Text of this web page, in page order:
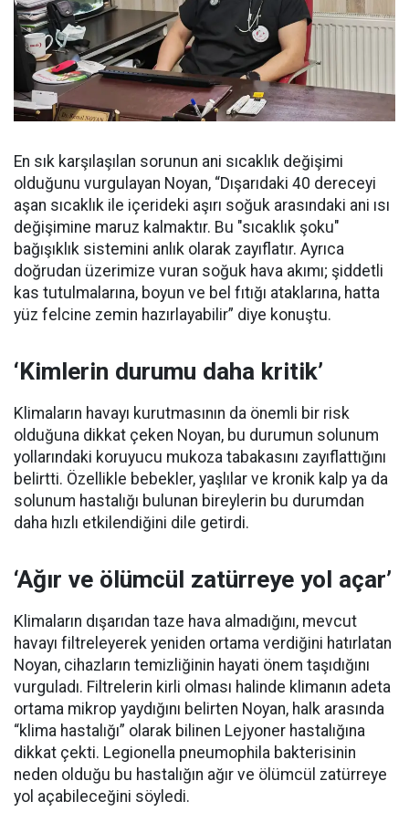
En sık karşılaşılan sorunun ani sıcaklık değişimi
olduğunu vurgulayan Noyan, “Dışarıdaki 40 dereceyi
aşan sıcaklık ile içerideki aşırı soğuk arasındaki ani ısı
değişimine maruz kalmaktır. Bu "sıcaklık şoku"
bağışıklık sistemini anlık olarak zayıflatır. Ayrıca
doğrudan üzerimize vuran soğuk hava akımı; şiddetli
kas tutulmalarına, boyun ve bel fıtığı ataklarına, hatta
yüz felcine zemin hazırlayabilir” diye konuştu.
‘Kimlerin durumu daha kritik’
Klimaların havayı kurutmasının da önemli bir risk
olduğuna dikkat çeken Noyan, bu durumun solunum
yollarındaki koruyucu mukoza tabakasını zayıflattığını
belirtti. Özellikle bebekler, yaşlılar ve kronik kalp ya da
solunum hastalığı bulunan bireylerin bu durumdan
daha hızlı etkilendiğini dile getirdi.
‘Ağır ve ölümcül zatürreye yol açar’
Klimaların dışarıdan taze hava almadığını, mevcut
havayı filtreleyerek yeniden ortama verdiğini hatırlatan
Noyan, cihazların temizliğinin hayati önem taşıdığını
vurguladı. Filtrelerin kirli olması halinde klimanın adeta
ortama mikrop yaydığını belirten Noyan, halk arasında
“klima hastalığı” olarak bilinen Lejyoner hastalığına
dikkat çekti. Legionella pneumophila bakterisinin
neden olduğu bu hastalığın ağır ve ölümcül zatürreye
yol açabileceğini söyledi.